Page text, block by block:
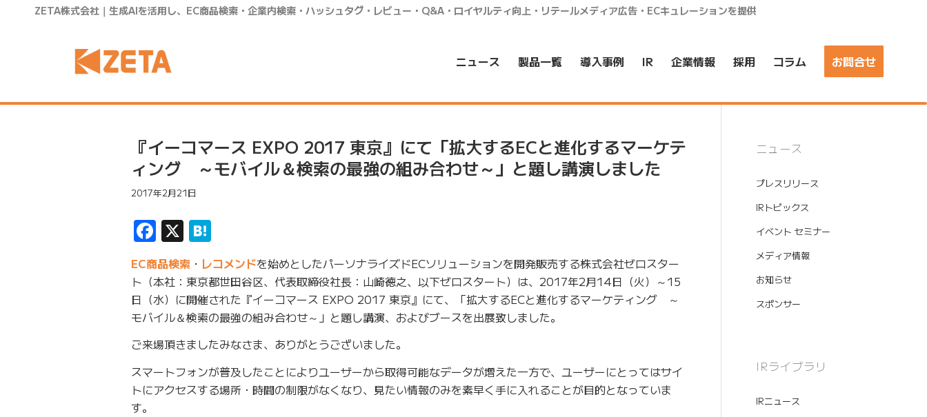
ZETA株式会社｜生成AIを活用し、EC商品検索・企業内検索・ハッシュタグ・レビュー・Q&A・ロイヤルティ向上・リテールメディア広告・ECキュレーションを提供
ニュース 製品一覧 導入事例 IR 企業情報 採用 コラム お問合せ
『イーコマース EXPO 2017 東京』にて「拡大するECと進化するマーケテ
ィング ～モバイル＆検索の最強の組み合わせ～」と題し講演しました
2017年2月21日
Facebook
X
EC商品検索 ・ レコメンドを始めとしたパーソナライズドECソリューションを開発販売する株式会社ゼロスター
ト（本社：東京都世田谷区、代表取締役社長：山崎徳之、以下ゼロスタート）は、2017年2月14日（火）～15
日（水）に開催された『イーコマース EXPO 2017 東京』にて、「拡大するECと進化するマーケティング ～
モバイル＆検索の最強の組み合わせ～」と題し講演、およびブースを出展致しました。
ご来場頂きましたみなさま、ありがとうございました。
スマートフォンが普及したことによりユーザーから取得可能なデータが増えた一方で、ユーザーにとってはサイ
トにアクセスする場所・時間の制限がなくなり、見たい情報のみを素早く手に入れることが目的となっていま
す。
ニュース
プレスリリース
IRトピックス
イベント セミナー
メディア情報
お知らせ
スポンサー
IRライブラリ
IRニュース